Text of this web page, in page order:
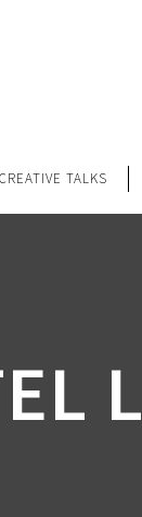
CREATIVE TALKS